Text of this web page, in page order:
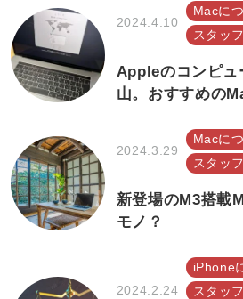
2024.4.10
Macに
スタッ
Appleのコンピュ
山。おすすめの
2024.3.29
Macに
スタッ
新登場のM3搭載
モノ？
2024.2.24
iPhone
スタッ